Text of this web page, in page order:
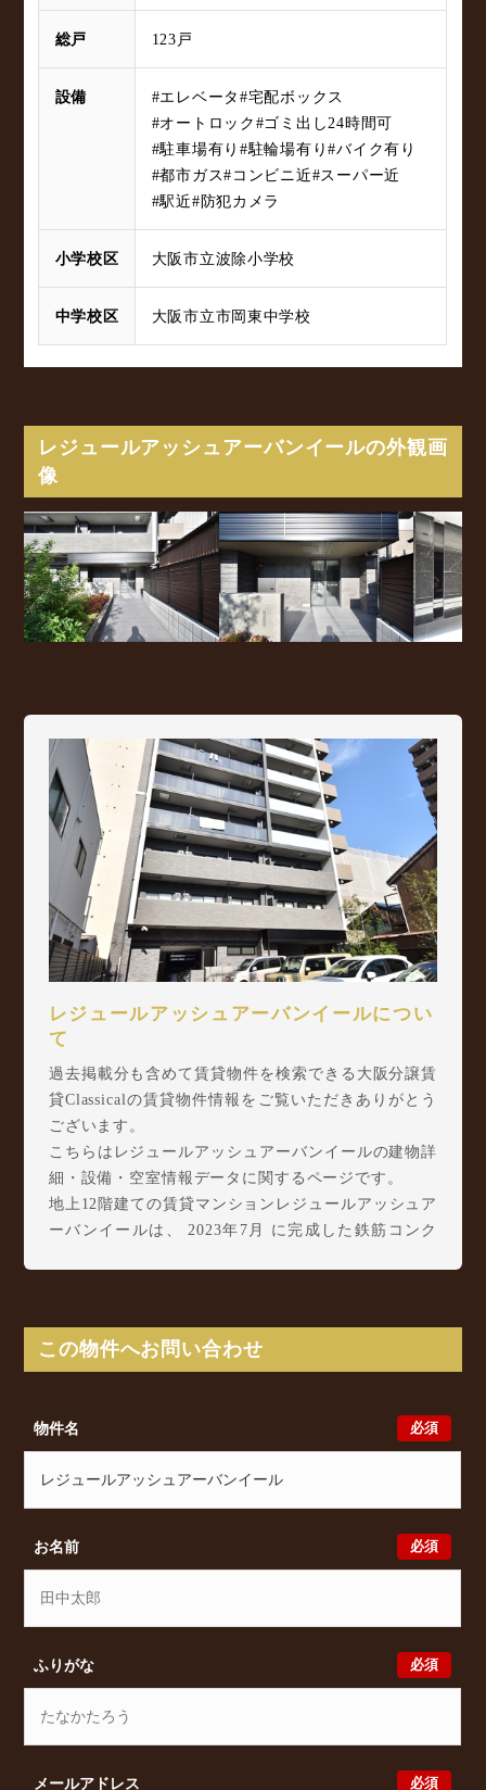
総戸 123戸
設備 #エレベータ#宅配ボックス
#オートロック#ゴミ出し24時間可
#駐車場有り#駐輪場有り#バイク有り
#都市ガス#コンビニ近#スーパー近
#駅近#防犯カメラ
小学校区 大阪市立波除小学校
中学校区 大阪市立市岡東中学校
レジュールアッシュアーバンイールの外観画
像
レジュールアッシュアーバンイールについ
て
過去掲載分も含めて賃貸物件を検索できる大阪分譲賃
貸Classicalの賃貸物件情報をご覧いただきありがとう
ございます。
こちらはレジュールアッシュアーバンイールの建物詳
細・設備・空室情報データに関するページです。
地上12階建ての賃貸マンションレジュールアッシュア
ーバンイールは、 2023年7月 に完成した鉄筋コンク
なんば線 ドーム前駅 徒歩12分/ Osaka Metro 中央
線 九条駅 徒歩12分 からアクセスが可能となってお
レジュールアッシュアーバンイールの最新の空室状況
のご確認をはじめ、市岡元町1丁目5-3周辺エリアで賃
賃貸Classicalまでお気軽にお問い合わせください。大
予約及びオンライン相談も受け付けております。ま
た、希望の条件をいただきましたら、プロの目線から
おすすめの賃貸物件をご提案いたします。
この物件へお問い合わせ
必須
物件名
必須
お名前
必須
ふりがな
必須
メールアドレス